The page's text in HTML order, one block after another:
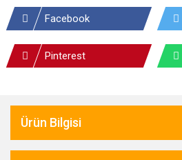
Facebook
Pinterest
Ürün Bilgisi